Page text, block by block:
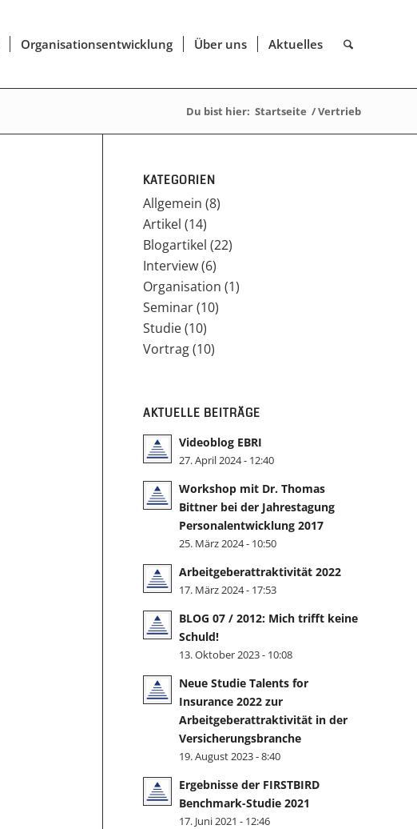
Organisationsentwicklung Über uns Aktuelles
Du bist hier: Startseite /Vertrieb
KATEGORIEN
Allgemein (8)
Artikel (14)
Blogartikel (22)
Interview(6)
Organisation (1)
Seminar(10)
Studie(10)
Vortrag(10)
AKTUELLE BEITRÄGE
Videoblog EBRI
27. April 2024 - 12:40
Workshop mit Dr. Thomas
Bittner bei der Jahrestagung
Personalentwicklung 2017
25. März 2024 - 10:50
Arbeitgeberattraktivität 2022
17. März 2024 - 17:53
BLOG 07 / 2012: Mich trifft keine
Schuld!
13. Oktober 2023 - 10:08
Neue Studie Talents for
Insurance 2022 zur
Arbeitgeberattraktivität in der
Versicherungsbranche
19. August 2023 - 8:40
Ergebnisse der FIRSTBIRD
Benchmark-Studie 2021
17. Juni 2021 - 12:46